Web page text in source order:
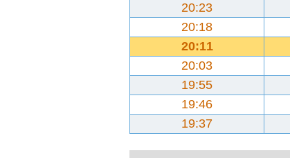
20:23
20:18
20:11
20:03
19:55
19:46
19:37